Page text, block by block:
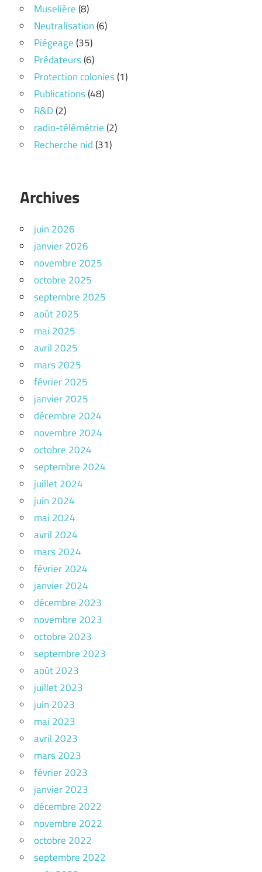
Muselière(8)
Neutralisation(6)
Piégeage(35)
Prédateurs(6)
Protection colonies(1)
Publications(48)
R&D(2)
radio-télémétrie(2)
Recherche nid(31)
Archives
juin 2026
janvier 2026
novembre 2025
octobre 2025
septembre 2025
août 2025
mai 2025
avril 2025
mars 2025
février 2025
janvier 2025
décembre 2024
novembre 2024
octobre 2024
septembre 2024
juillet 2024
juin 2024
mai 2024
avril 2024
mars 2024
février 2024
janvier 2024
décembre 2023
novembre 2023
octobre 2023
septembre 2023
août 2023
juillet 2023
juin 2023
mai 2023
avril 2023
mars 2023
février 2023
janvier 2023
décembre 2022
novembre 2022
octobre 2022
septembre 2022